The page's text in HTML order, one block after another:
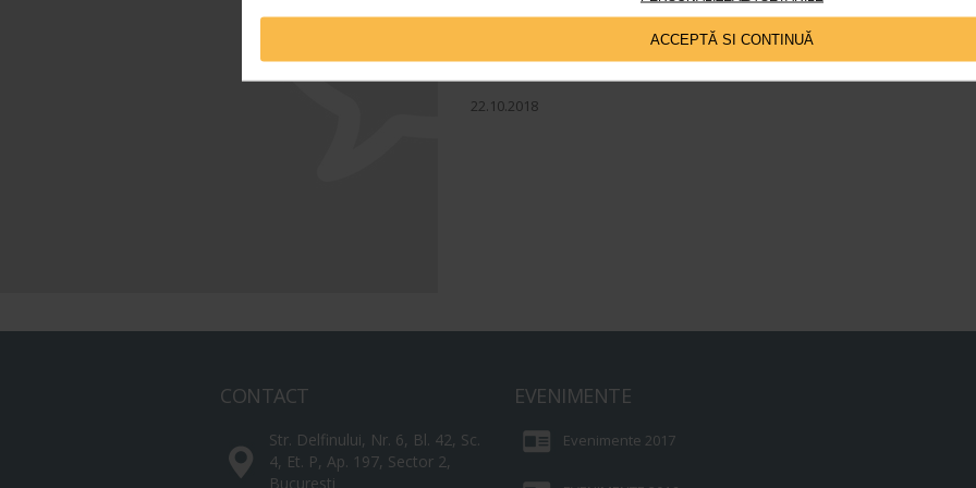
ACCEPTĂ SI CONTINUĂ
POR – finantare pentru IMM-uri
22.10.2018
CONTACT
Str. Delfinului, Nr. 6, Bl. 42, Sc.
4, Et. P, Ap. 197, Sector 2,
Bucuresti
EVENIMENTE
Evenimente 2017